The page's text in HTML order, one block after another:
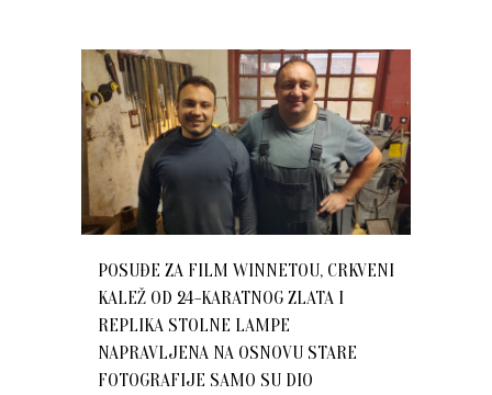
POSUĐE ZA FILM WINNETOU, CRKVENI
KALEŽ OD 24-KARATNOG ZLATA I
REPLIKA STOLNE LAMPE
NAPRAVLJENA NA OSNOVU STARE
FOTOGRAFIJE SAMO SU DIO